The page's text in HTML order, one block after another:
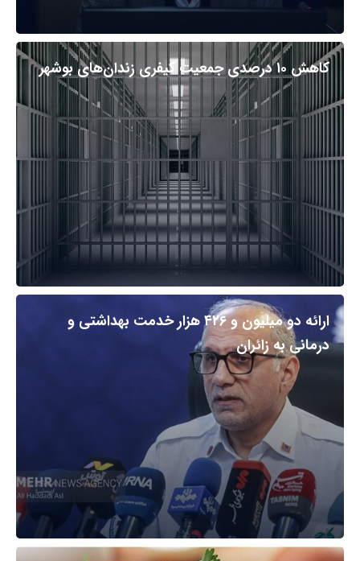
کاهش ۱۰ درصدی جمعیت کیفری زندان‌های بوشهر
ارائه دو میلیون و ۴۲۶ هزار خدمت بهداشتی و
درمانی به زائران